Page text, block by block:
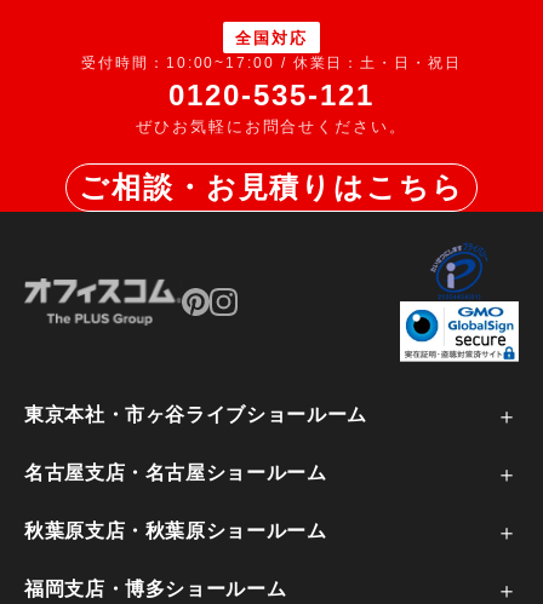
全国対応
受付時間：10:00~17:00 / 休業日：土・日・祝日
0120-535-121
ぜひお気軽にお問合せください。
ご相談・お見積りはこちら
東京本社・市ヶ谷ライブショールーム
名古屋支店・名古屋ショールーム
秋葉原支店・秋葉原ショールーム
福岡支店・博多ショールーム